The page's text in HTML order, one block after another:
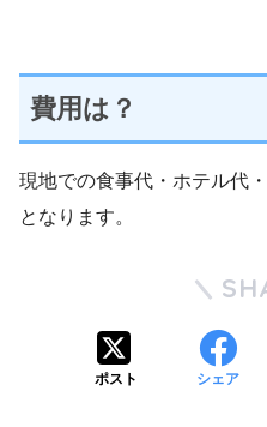
費用は？
現地での食事代・ホテル代
となります。
ポスト シェア